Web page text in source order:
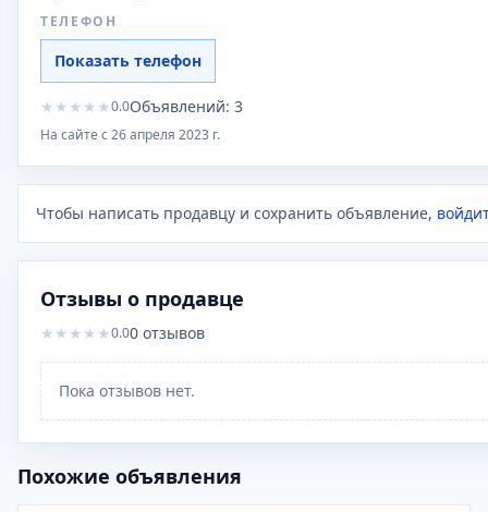
ТЕЛЕФОН
Показать телефон
★ ★ ★ ★ ★0.0Объявлений: 3
На сайте с26 апреля 2023 г.
Чтобы написать продавцу и сохранить объявление,
Отзывы о продавце
★ ★ ★ ★ ★0.00 отзывов
Пока отзывов нет.
Похожие объявления